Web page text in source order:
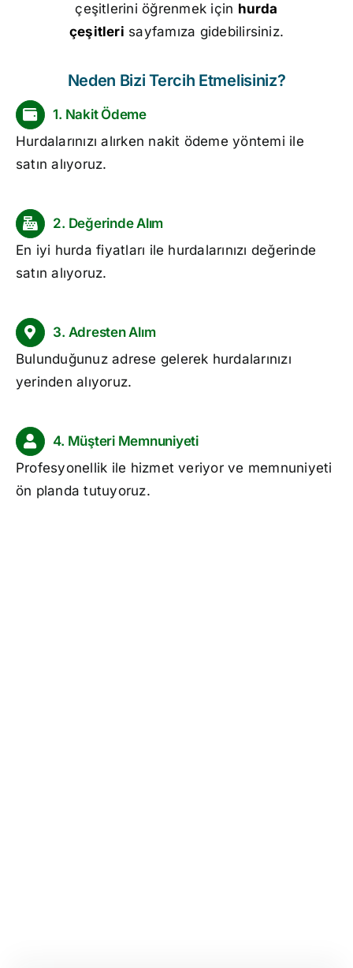
çeşitlerini öğrenmek için hurda
çeşitleri sayfamıza gidebilirsiniz.
Neden Bizi Tercih Etmelisiniz?
1. Nakit Ödeme
Hurdalarınızı alırken nakit ödeme yöntemi ile
satın alıyoruz.
2. Değerinde Alım
En iyi hurda fiyatları ile hurdalarınızı değerinde
satın alıyoruz.
3. Adresten Alım
Bulunduğunuz adrese gelerek hurdalarınızı
yerinden alıyoruz.
4. Müşteri Memnuniyeti
Profesyonellik ile hizmet veriyor ve memnuniyeti
ön planda tutuyoruz.